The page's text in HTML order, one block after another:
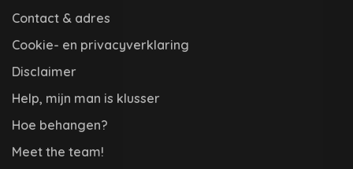
Contact & adres
Cookie- en privacyverklaring
Disclaimer
Help, mijn man is klusser
Hoe behangen?
Meet the team!